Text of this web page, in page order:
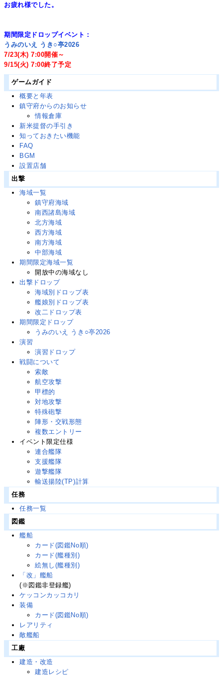
お疲れ様でした。
期間限定ドロップイベント：
うみのいえ うき○亭2026
7/23(木) 7:00開催～
9/15(火) 7:00終了予定
ゲームガイド
概要と年表
鎮守府からのお知らせ
情報倉庫
新米提督の手引き
知っておきたい機能
FAQ
BGM
設置店舗
出撃
海域一覧
鎮守府海域
南西諸島海域
北方海域
西方海域
南方海域
中部海域
期間限定海域一覧
開放中の海域なし
出撃ドロップ
海域別ドロップ表
艦娘別ドロップ表
改二ドロップ表
期間限定ドロップ
うみのいえ うき○亭2026
演習
演習ドロップ
戦闘について
索敵
航空攻撃
甲標的
対地攻撃
特殊砲撃
陣形・交戦形態
複数エントリー
イベント限定仕様
連合艦隊
支援艦隊
遊撃艦隊
輸送揚陸(TP)計算
任務
任務一覧
図鑑
艦船
カード(図鑑No順)
カード(艦種別)
絵無し(艦種別)
「改」艦船
(※図鑑非登録艦)
ケッコンカッコカリ
装備
カード(図鑑No順)
レアリティ
敵艦船
工廠
建造・改造
建造レシピ